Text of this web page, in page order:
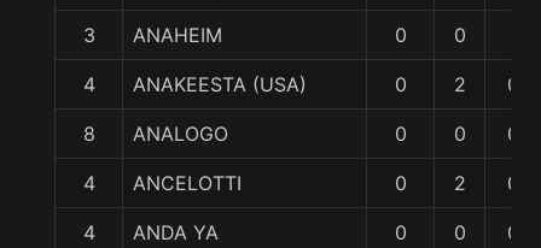
3 ANAHEIM 0 0
4 ANAKEESTA (USA) 0 2 0
8 ANALOGO 0 0 0
4 ANCELOTTI 0 2 0
4 ANDA YA 0 0 0